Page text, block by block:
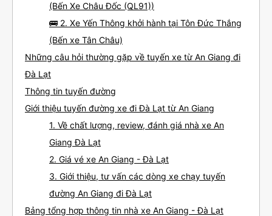
(Bến Xe Châu Đốc (QL91))
🚌 2. Xe Yến Thông khởi hành tại Tôn Đức Thắng
(Bến xe Tân Châu)
Những câu hỏi thường gặp về tuyến xe từ An Giang đi
Đà Lạt
Thông tin tuyến đường
Giới thiệu tuyến đường xe đi Đà Lạt từ An Giang
1. Về chất lượng, review, đánh giá nhà xe An
Giang Đà Lạt
2. Giá vé xe An Giang - Đà Lạt
3. Giới thiệu, tư vấn các dòng xe chạy tuyến
đường An Giang đi Đà Lạt
Bảng tổng hợp thông tin nhà xe An Giang - Đà Lạt